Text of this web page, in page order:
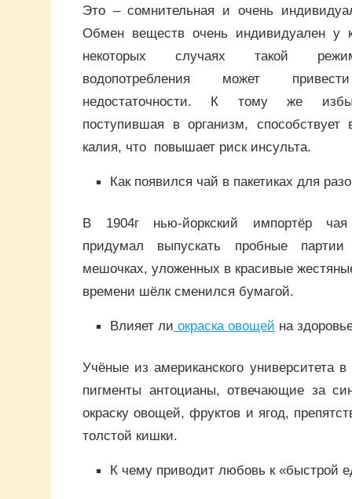
Это – сомнительная и очень
Обмен веществ очень индивидуален у
некоторых случаях такой
водопотребления может
недостаточности. К тому же
поступившая в организм,
калия, что повышает риск инсульта.
Как появился чай в пакетиках для
В 1904г нью-йоркский импортёр
придумал выпускать пробные
мешочках, уложенных в красивые
времени шёлк сменился бумагой.
Влияет ли окраска овощей на
Учёные из американского университета
пигменты антоцианы, отвечающие за
окраску овощей, фруктов и ягод,
толстой кишки.
К чему приводит любовь к «быстрой